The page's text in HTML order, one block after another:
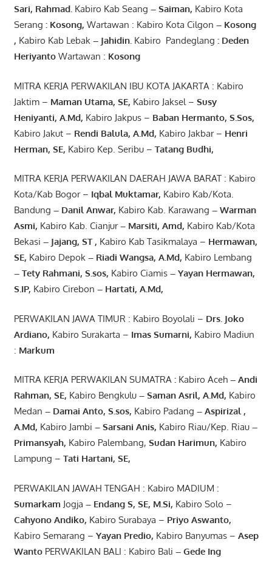
Sari, Rahmad. Kabiro Kab Seang – Saiman, Kabiro Kota
Serang : Kosong, Wartawan : Kabiro Kota Cilgon – Kosong
, Kabiro Kab Lebak– Jahidin. Kabiro Pandeglang : Deden
Heriyanto Wartawan : Kosong
MITRA KERJA PERWAKILAN IBU KOTA JAKARTA : Kabiro
Jaktim – Maman Utama, SE, Kabiro Jaksel – Susy
Heniyanti, A.Md, Kabiro Jakpus – Baban Hermanto, S.Sos,
Kabiro Jakut – Rendi Balula, A.Md, Kabiro Jakbar – Henri
Herman, SE, Kabiro Kep. Seribu – Tatang Budhi,
MITRA KERJA PERWAKILAN DAERAH JAWA BARAT : Kabiro
Kota/Kab Bogor – Iqbal Muktamar, Kabiro Kab/Kota.
Bandung – Danil Anwar, Kabiro Kab. Karawang –Warman
Asmi, Kabiro Kab. Cianjur– Marsiti, Amd, Kabiro Kab/Kota
Bekasi – Jajang, ST , Kabiro Kab Tasikmalaya – Hermawan,
SE, Kabiro Depok– Riadi Wangsa, A.Md, Kabiro Lembang
– Tety Rahmani, S.sos, Kabiro Ciamis– Yayan Hermawan,
S.IP, Kabiro Cirebon – Hartati, A.Md,
PERWAKILAN JAWA TIMUR : Kabiro Boyolali – Drs. Joko
Ardiano, Kabiro Surakarta – Imas Sumarni, Kabiro Madiun
: Markum
MITRA KERJA PERWAKILAN SUMATRA :Kabiro Aceh– Andi
Rahman, SE, Kabiro Bengkulu– Saman Asril, A.Md, Kabiro
Medan – Damai Anto, S.sos, Kabiro Padang – Aspirizal ,
A.Md, Kabiro Jambi – Sarsani Anis, Kabiro Riau/Kep. Riau–
Primansyah, Kabiro Palembang, Sudan Harimun, Kabiro
Lampung – Tati Hartani, SE,
PERWAKILAN JAWAH TENGAH : Kabiro MADIUM :
Sumarkam Jogja – EndangS, SE, M.Si, Kabiro Solo –
Cahyono Andiko, Kabiro Surabaya – Priyo Aswanto,
Kabiro Semarang – Yayan Predio, Kabiro Banyumas – Asep
WantoPERWAKILAN BALI : Kabiro Bali – Gede Ing